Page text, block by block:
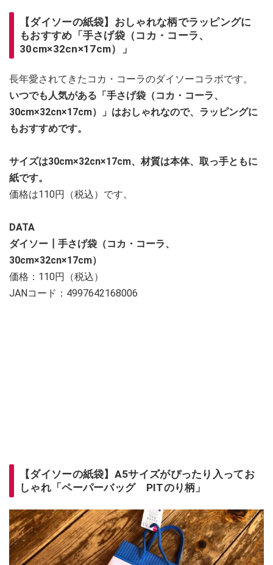
【ダイソーの紙袋】おしゃれな柄でラッピングに
もおすすめ「手さげ袋（コカ・コーラ、
30cm×32cn×17cm）」
長年愛されてきたコカ・コーラのダイソーコラボです。
いつでも人気がある「手さげ袋（コカ・コーラ、
30cm×32cn×17cm）」はおしゃれなので、ラッピングに
もおすすめです。
サイズは30cm×32cn×17cm、材質は本体、取っ手ともに
紙です。
価格は110円（税込）です。
DATA
ダイソー┃手さげ袋（コカ・コーラ、
30cm×32cn×17cm）
価格：110円（税込）
JANコード：4997642168006
【ダイソーの紙袋】A5サイズがぴったり入ってお
しゃれ「ペーパーバッグ PITのり柄」